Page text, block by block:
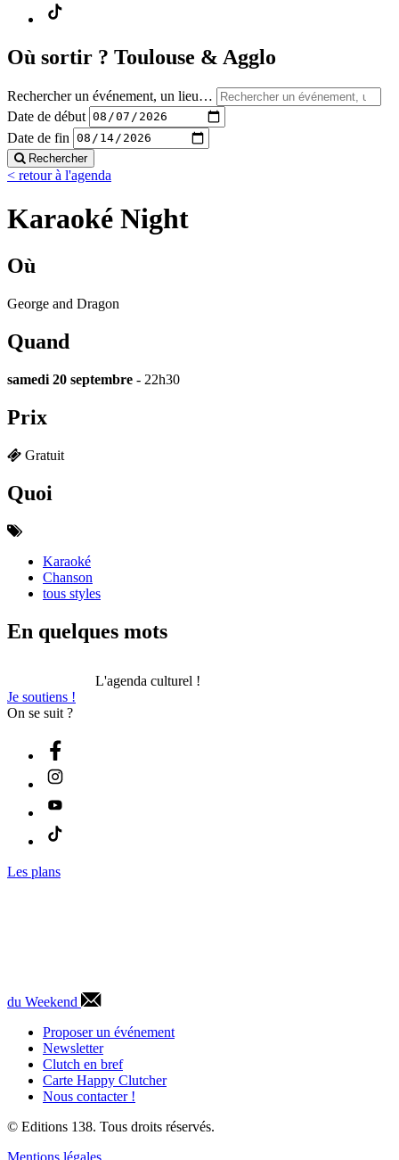
Où sortir ? Toulouse & Agglo
Rechercher un événement, un lieu…
Date de début
Date de fin
Rechercher
< retour à l'agenda
Karaoké Night
Où
George and Dragon
Quand
samedi 20 septembre - 22h30
Prix
Gratuit
Quoi
Karaoké
Chanson
tous styles
En quelques mots
L'agenda culturel !
Je soutiens !
On se suit ?
Les plans
du Weekend
Proposer un événement
Newsletter
Clutch en bref
Carte Happy Clutcher
Nous contacter !
© Editions 138. Tous droits réservés.